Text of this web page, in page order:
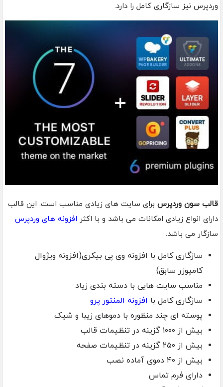
وردپرس نیز سازگاری کامل را دارد.
قالب سون وردپرس برای سایت های زیادی مناسب است. این قالب
دارای انواع زیادی امکانات می باشد و با اکثر افزونه های وردپرس
سازگار می باشد.
سازگاری کامل با افزونه وی پی بیکری(افزونه ویژوال
کامپوزر سابق)
مناسب سایت هایی با دسته بندی زیاد
سازگاری کامل با افزونه المنتور پرو
پوسته ای چند منظوره با دموهای زیبا و شیک
بیش از ۱۰۰۰ گزینه در تنظیمات قالب
بیش از ۲۵۰ گزینه در تنظیمات صفحه
بیش از ۴۰ دموی آماده نصب
دارای فرم تماس